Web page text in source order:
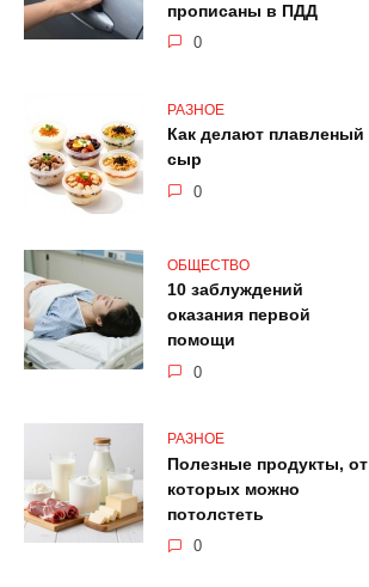
прописаны в ПДД
0
РАЗНОЕ
Как делают плавленый
сыр
0
ОБЩЕСТВО
10 заблуждений
оказания первой
помощи
0
РАЗНОЕ
Полезные продукты, от
которых можно
потолстеть
0